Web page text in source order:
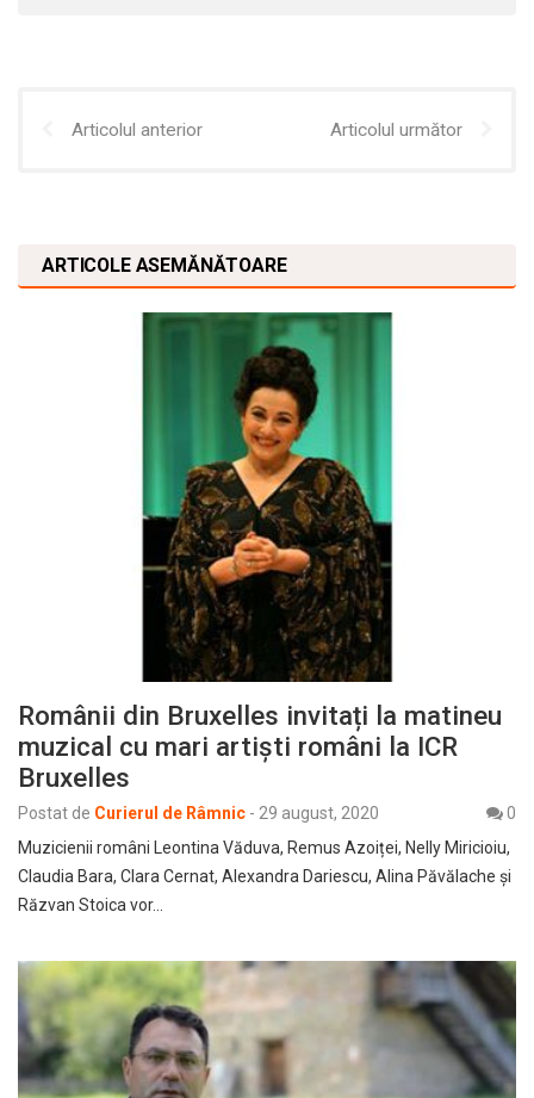
Articolul anterior Articolul următor
ARTICOLE ASEMĂNĂTOARE
Românii din Bruxelles invitați la matineu
muzical cu mari artiști români la ICR
Bruxelles
Postat de Curierul de Râmnic - 29 august, 2020
0
Muzicienii români Leontina Văduva, Remus Azoiței, Nelly Miricioiu,
Claudia Bara, Clara Cernat, Alexandra Dariescu, Alina Păvălache și
Răzvan Stoica vor…